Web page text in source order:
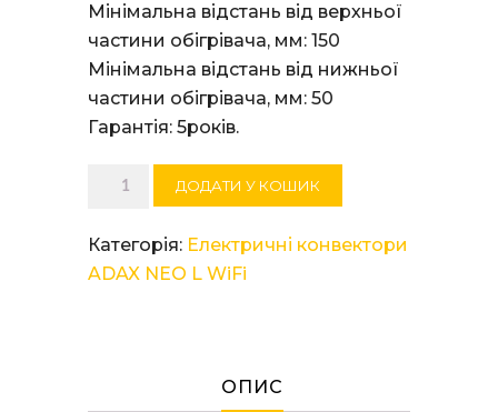
Мінімальна відстань від верхньої
частини обігрівача, мм: 150
Мінімальна відстань від нижньої
частини обігрівача, мм: 50
Гарантія: 5років.
Електричний
конвектор
ADAX
NEO
ДОДАТИ У КОШИК
Категорія: Електричні конвектори
ADAX NEO L WiFi
ОПИС